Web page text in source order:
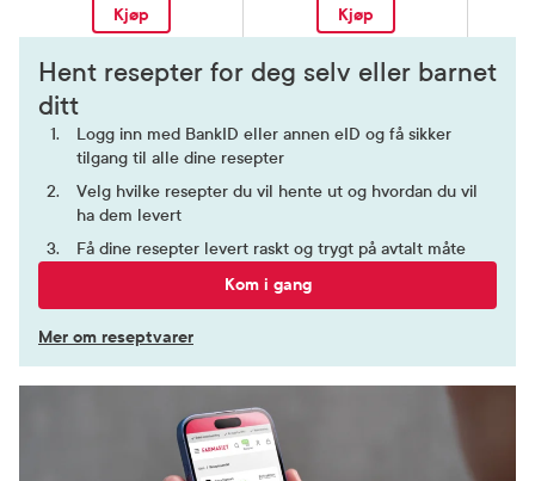
Kjøp Kjøp
Hent resepter for deg selv eller barnet
ditt
Logg inn med BankID eller annen eID og få sikker
tilgang til alle dine resepter
Velg hvilke resepter du vil hente ut og hvordan du vil
ha dem levert
Få dine resepter levert raskt og trygt på avtalt måte
Kom i gang
Mer om reseptvarer